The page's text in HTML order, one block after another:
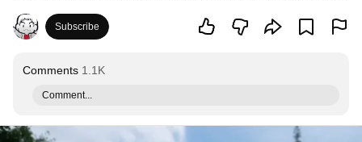
Subscribe
Comments 1.1K
Comment...